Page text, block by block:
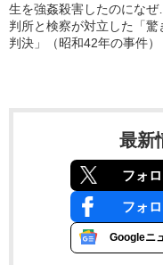
生を強姦殺害したのにな
判所と検察が対立した「驚
判決」（昭和42年の事件）
最新
フォ
フォ
Googleニ